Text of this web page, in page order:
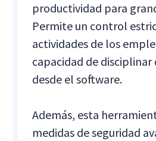
productividad para
Permite un control
actividades de los
capacidad de
desde el software.
Además, esta
medidas de seguridad